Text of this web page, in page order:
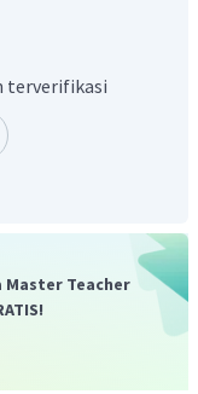
biaya input
yang dihasilkan
terverifikasi
Master Teacher